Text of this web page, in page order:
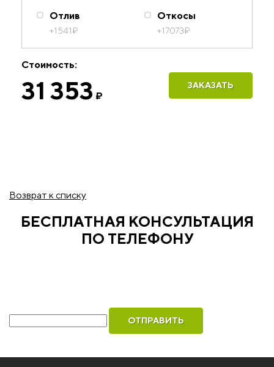
Отлив
+1541₽
Откосы
+17073₽
Стоимость:
31 353 ₽
ЗАКАЗАТЬ
Возврат к списку
БЕСПЛАТНАЯ КОНСУЛЬТАЦИЯ
ПО ТЕЛЕФОНУ